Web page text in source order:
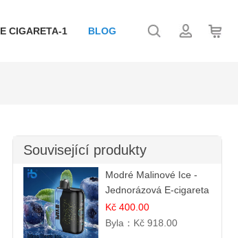
E CIGARETA-1 BLOG
Související produkty
Modré Malinové Ice -
Jednorázová E-cigareta
s 35 000 šluky | Ibvape
Kč 400.00
Byla： Kč 918.00